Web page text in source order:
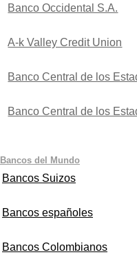
Banco Occidental S.A.
A-k Valley Credit Union
Banco Central de los
Banco Central de los
Bancos del Mundo
Bancos Suizos
Bancos españoles
Bancos Colombianos